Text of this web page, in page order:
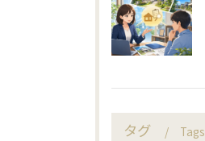
タグ Tags